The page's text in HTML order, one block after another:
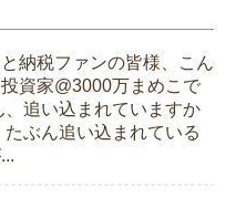
納税ファンの皆様、こん
資家@3000万まめこで
、追い込まれていますか
たぶん追い込まれている